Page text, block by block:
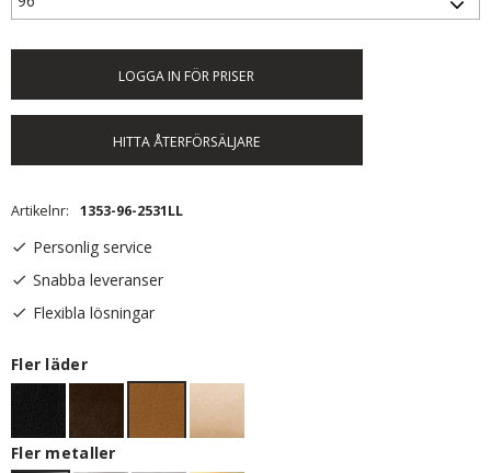
LOGGA IN FÖR PRISER
HITTA ÅTERFÖRSÄLJARE
Artikelnr 1353-96-2531LL
Personlig service
Snabba leveranser
Flexibla lösningar
Fler läder
Fler metaller